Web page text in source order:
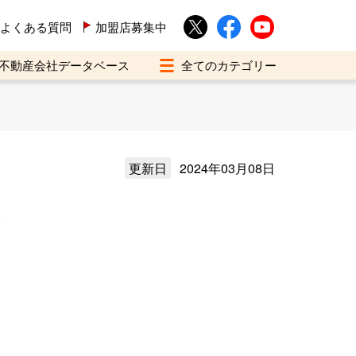
よくある質問 加盟店募集中
動産会社データベース
更新日 2024年03月08日